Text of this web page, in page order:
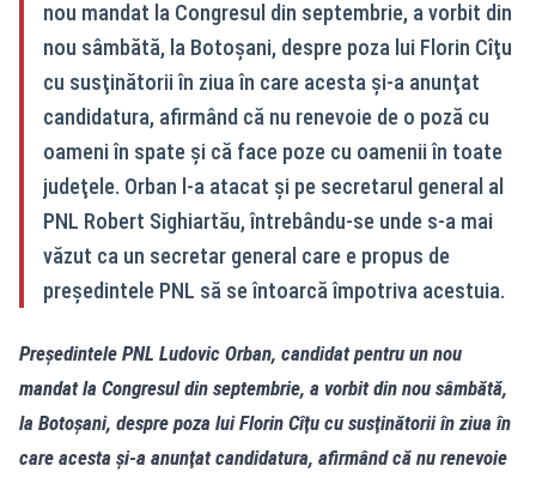
nou mandat la Congresul din septembrie, a vorbit din
nou sâmbătă, la Botoşani, despre poza lui Florin Cîţu
cu susţinătorii în ziua în care acesta şi-a anunţat
candidatura, afirmând că nu renevoie de o poză cu
oameni în spate şi că face poze cu oamenii în toate
judeţele. Orban l-a atacat şi pe secretarul general al
PNL Robert Sighiartău, întrebându-se unde s-a mai
văzut ca un secretar general care e propus de
preşedintele PNL să se întoarcă împotriva acestuia.
Preşedintele PNL Ludovic Orban, candidat pentru un nou
mandat la Congresul din septembrie, a vorbit din nou sâmbătă,
la Botoşani, despre poza lui Florin Cîţu cu susţinătorii în ziua în
care acesta şi-a anunţat candidatura, afirmând că nu renevoie